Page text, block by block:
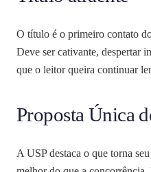
O título é o primeiro contato
Deve ser cativante, despertar
que o leitor queira continuar
Proposta Única
A USP destaca o que torna